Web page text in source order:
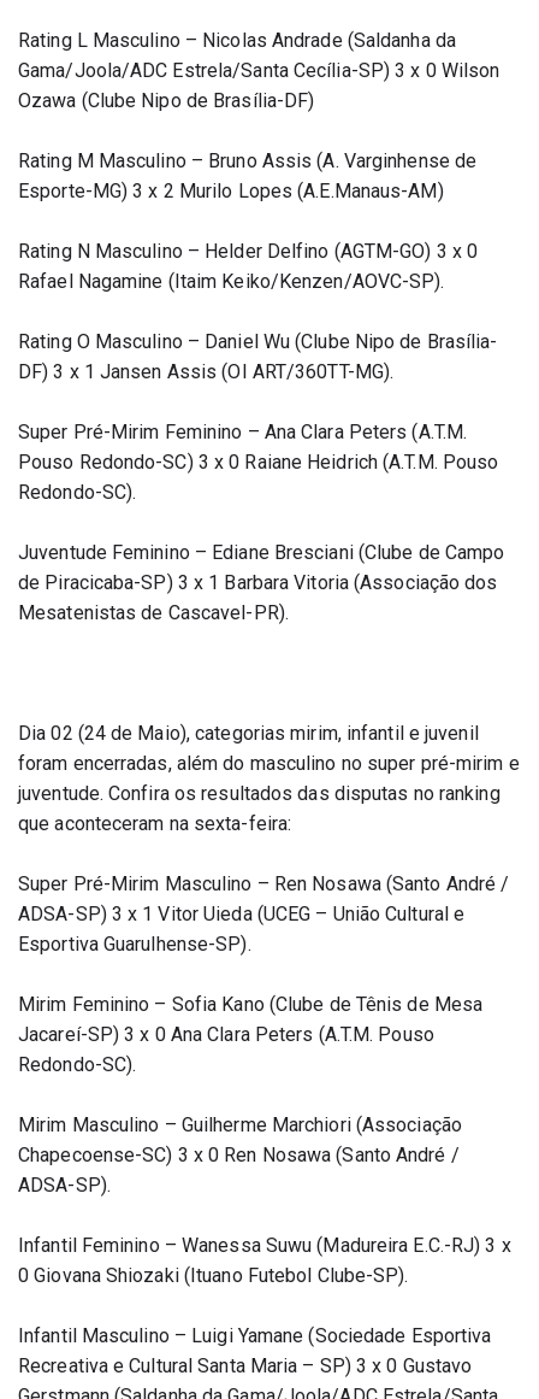
Rating L Masculino – Nicolas Andrade (Saldanha da
Gama/Joola/ADC Estrela/Santa Cecília-SP) 3 x 0 Wilson
Ozawa (Clube Nipo de Brasília-DF)
Rating M Masculino – Bruno Assis (A. Varginhense de
Esporte-MG) 3 x 2 Murilo Lopes (A.E.Manaus-AM)
Rating N Masculino – Helder Delfino (AGTM-GO) 3 x 0
Rafael Nagamine (Itaim Keiko/Kenzen/AOVC-SP).
Rating O Masculino – Daniel Wu (Clube Nipo de Brasília-
DF) 3 x 1 Jansen Assis (OI ART/360TT-MG).
Super Pré-Mirim Feminino – Ana Clara Peters (A.T.M.
Pouso Redondo-SC) 3 x 0 Raiane Heidrich (A.T.M. Pouso
Redondo-SC).
Juventude Feminino – Ediane Bresciani (Clube de Campo
de Piracicaba-SP) 3 x 1 Barbara Vitoria (Associação dos
Mesatenistas de Cascavel-PR).
Dia 02 (24 de Maio), categorias mirim, infantil e juvenil
foram encerradas, além do masculino no super pré-mirim e
juventude. Confira os resultados das disputas no ranking
que aconteceram na sexta-feira:
Super Pré-Mirim Masculino – Ren Nosawa (Santo André /
ADSA-SP) 3 x 1 Vitor Uieda (UCEG – União Cultural e
Esportiva Guarulhense-SP).
Mirim Feminino – Sofia Kano (Clube de Tênis de Mesa
Jacareí-SP) 3 x 0 Ana Clara Peters (A.T.M. Pouso
Redondo-SC).
Mirim Masculino – Guilherme Marchiori (Associação
Chapecoense-SC) 3 x 0 Ren Nosawa (Santo André /
ADSA-SP).
Infantil Feminino – Wanessa Suwu (Madureira E.C.-RJ) 3 x
0 Giovana Shiozaki (Ituano Futebol Clube-SP).
Infantil Masculino – Luigi Yamane (Sociedade Esportiva
Recreativa e Cultural Santa Maria – SP) 3 x 0 Gustavo